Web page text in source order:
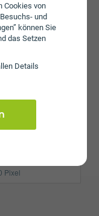
Cookies von
und
können Sie
das Setzen
Details
Oreo
Pixel